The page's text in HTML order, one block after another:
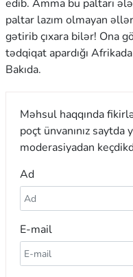
edib. Amma bu paltarı
paltar lazım olmayan
gətirib çıxara bilər! Ona
tədqiqat apardığı
Bakıda.
Məhsul haqqında
poçt ünvanınız saytda
moderasiyadan
Ad
E-mail